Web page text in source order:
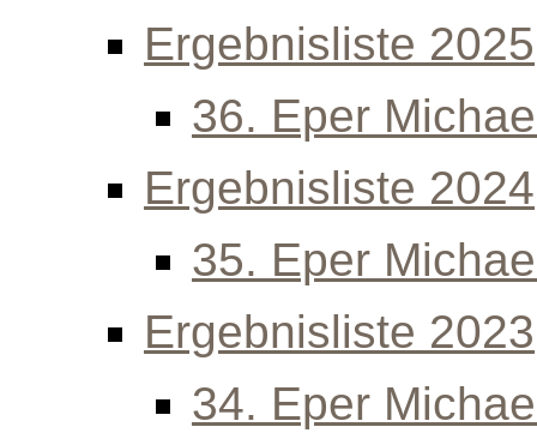
Ergebnisliste 2025
36. Eper
Ergebnisliste 2024
35. Eper
Ergebnisliste 2023
34. Eper